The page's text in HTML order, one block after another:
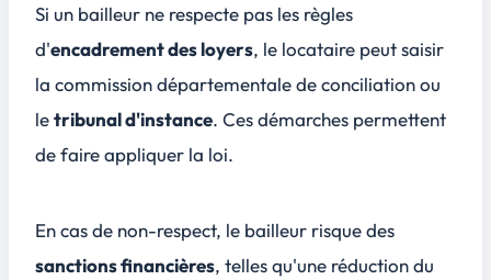
Si un bailleur ne respecte pas les règles
d'encadrement des loyers, le locataire peut saisir
la commission départementale de conciliationou
letribunal d'instance. Ces démarches permettent
de faire appliquer la loi.
En cas de non-respect, le bailleur risque des
sanctions financières, telles qu'une réduction du